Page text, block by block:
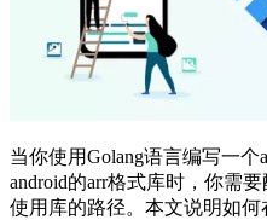
当你使用Golang语言编写一
android的arr格式库时，你需
使用库的路径。本文说明如何